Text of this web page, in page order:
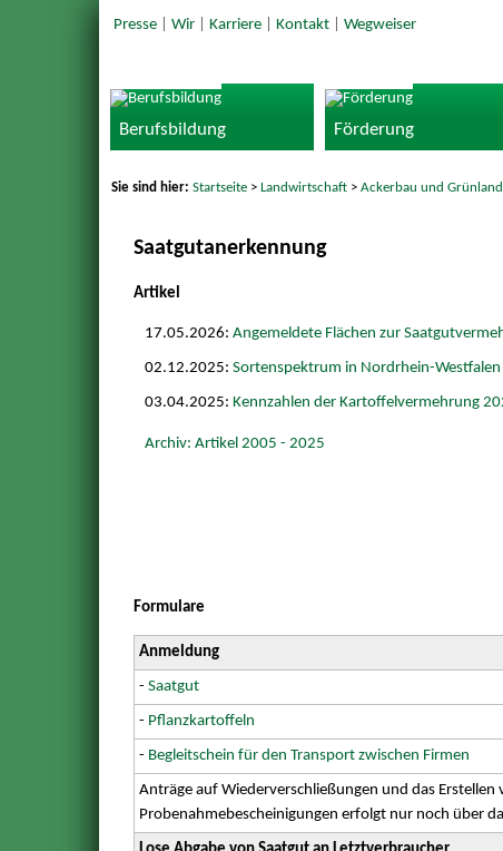
Presse| Wir| Karriere| Kontakt| Wegweiser
Berufsbildung Förderung
Sie sind hier:Startseite >Landwirtschaft >Ackerbau und Grünland
Saatgutanerkennung
Artikel
17.05.2026:Angemeldete Flächen zur
02.12.2025:Sortenspektrum in Nordrhein-Westfalen
03.04.2025: Kennzahlen der Kartoffelvermehrung
Archiv: Artikel 2005 - 2025
Formulare
Anmeldung
-Saatgut
- Pflanzkartoffeln
- Begleitschein für den Transport zwischen Firmen
Anträge auf Wiederverschließungen und das Erstellen
Probenahmebescheinigungen erfolgt nur noch über